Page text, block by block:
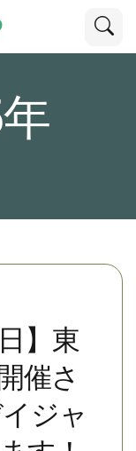
】東
催さ
ジャ